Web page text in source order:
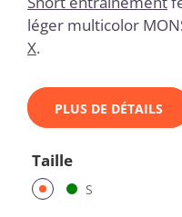
léger multicolor
X.
PLUS DE DÉTAILS
Taille
S